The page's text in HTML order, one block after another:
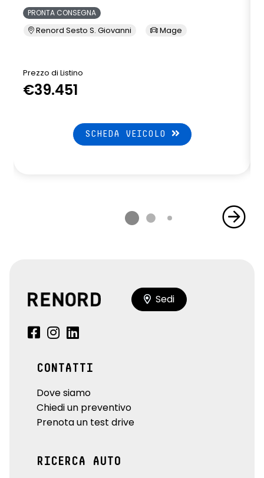
PRONTA CONSEGNA
Renord Sesto S. Giovanni Mage
Prezzo di Listino
€39.451
SCHEDA VEICOLO
Sedi
CONTATTI
Dove siamo
Chiedi un preventivo
Prenota un test drive
RICERCA AUTO